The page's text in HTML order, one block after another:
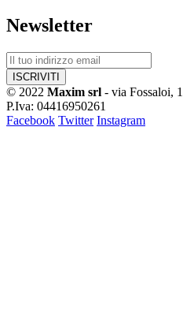
Newsletter
© 2022 Maxim srl - via Fossaloi,
P.Iva: 04416950261
Facebook Twitter Instagram